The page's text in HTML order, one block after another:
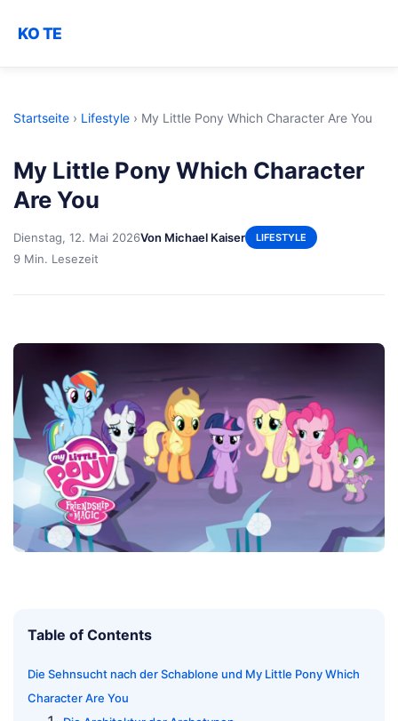
KO TE
Startseite › Lifestyle › My Little Pony Which Character Are You
My Little Pony Which Character
Are You
Dienstag, 12. Mai 2026Von Michael Kaiser LIFESTYLE
9 Min. Lesezeit
Table of Contents
Die Sehnsucht nach der Schablone und My Little Pony Which
Character Are You